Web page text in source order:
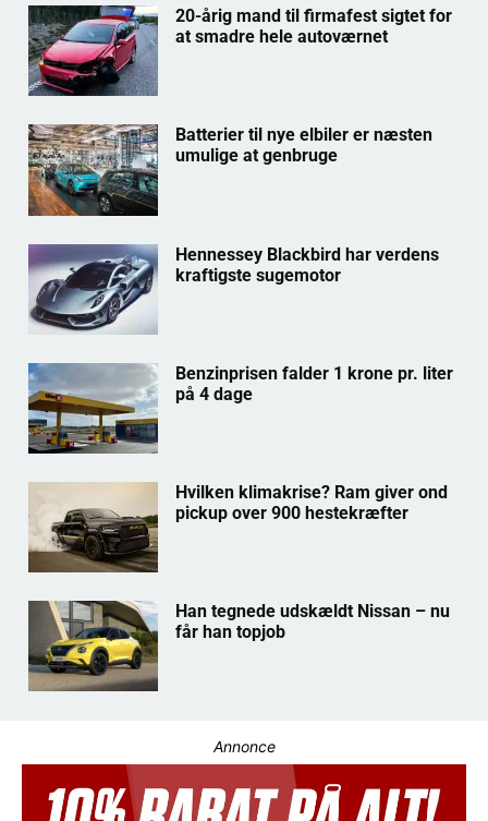
20-årig mand til firmafest sigtet for
at smadre hele autoværnet
Batterier til nye elbiler er næsten
umulige at genbruge
Hennessey Blackbird har verdens
kraftigste sugemotor
Benzinprisen falder 1 krone pr. liter
på 4 dage
Hvilken klimakrise? Ram giver ond
pickup over 900 hestekræfter
Han tegnede udskældt Nissan – nu
får han topjob
Annonce